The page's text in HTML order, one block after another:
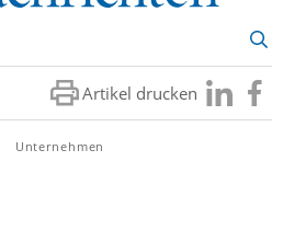
Artikel drucken Besuchen
Sie
Sie
Unternehmen